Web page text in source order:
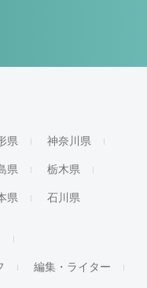
県 神奈川県
県 栃木県
県 石川県
編集・ライター